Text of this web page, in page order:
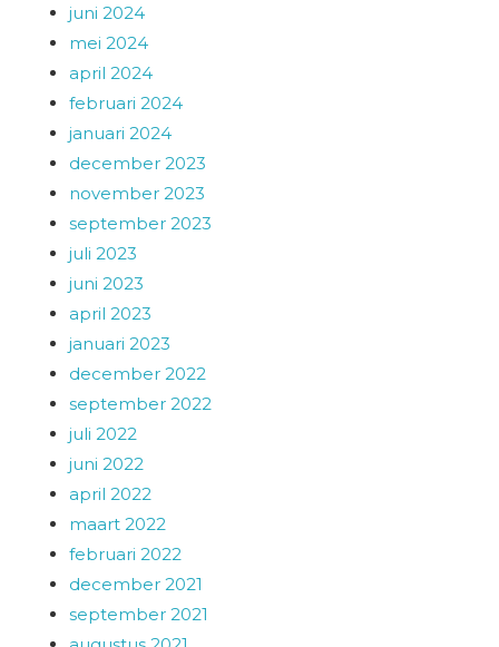
juni 2024
mei 2024
april 2024
februari 2024
januari 2024
december 2023
november 2023
september 2023
juli 2023
juni 2023
april 2023
januari 2023
december 2022
september 2022
juli 2022
juni 2022
april 2022
maart 2022
februari 2022
december 2021
september 2021